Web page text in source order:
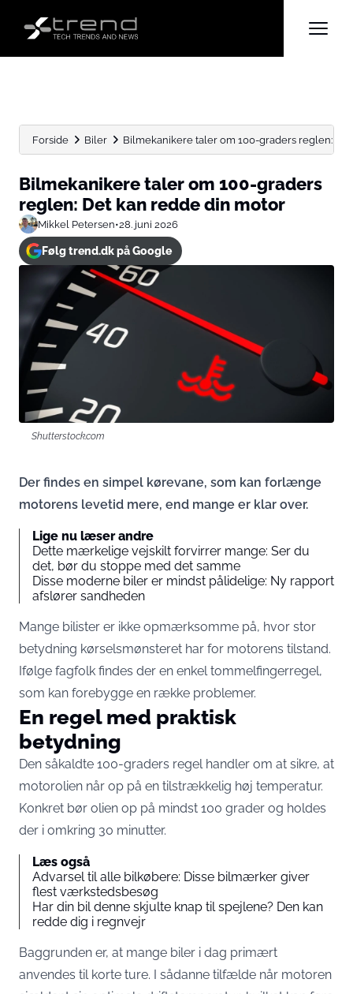
Forside Biler Bilmekanikere taler om 100-graders reglen:
Bilmekanikere taler om 100-graders
reglen: Det kan redde din motor
Mikkel Petersen•28. juni 2026
Følg trend.dk på Google
Shutterstock.com
Der findes en simpel kørevane, som kan forlænge
motorens levetid mere, end mange er klar over.
Lige nu læser andre
Dette mærkelige vejskilt forvirrer mange: Ser du
det, bør du stoppe med det samme
Disse moderne biler er mindst pålidelige: Ny rapport
afslører sandheden
Mange bilister er ikke opmærksomme på, hvor stor
betydning kørselsmønsteret har for motorens tilstand.
Ifølge fagfolk findes der en enkel tommelfingerregel,
som kan forebygge en række problemer.
En regel med praktisk
betydning
Den såkaldte 100-graders regel handler om at sikre, at
motorolien når op på en tilstrækkelig høj temperatur.
Konkret bør olien op på mindst 100 grader og holdes
der i omkring 30 minutter.
Læs også
Advarsel til alle bilkøbere: Disse bilmærker giver
flest værkstedsbesøg
Har din bil denne skjulte knap til spejlene? Den kan
redde dig i regnvejr
Baggrunden er, at mange biler i dag primært
anvendes til korte ture. I sådanne tilfælde når motoren